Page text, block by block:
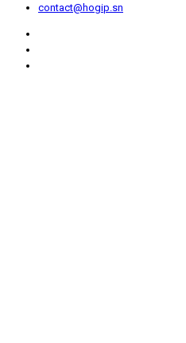
contact@hogip.sn